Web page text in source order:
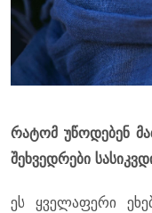
რატომ უწოდებენ
შეხვედრები
ეს ყველაფერი